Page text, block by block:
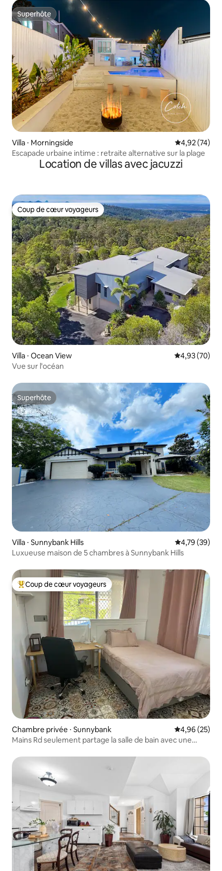
Superhôte
Superhôte
Villa ⋅ Morningside Évaluation
4,92 (74)
Escapade urbaine intime : retraite alternative sur la plage
Location de villas avec jacuzzi
Coup de cœur voyageurs
Coup de cœur voyageurs
Villa ⋅ Ocean View Évaluation
4,93 (70)
Vue sur l'océan
Superhôte
Superhôte
Villa ⋅ Sunnybank Hills Évaluation
4,79 (39)
Luxueuse maison de 5 chambres à Sunnybank Hills
Coups de cœur voyageurs les plus appréciés
Coup de cœur voyageurs
Chambre privée ⋅ Sunnybank Évaluation
4,96 (25)
Mains Rd seulement partage la salle de bain avec une